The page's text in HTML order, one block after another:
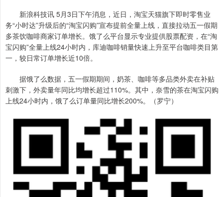
新浪科技讯 5月3日下午消息，近日，淘宝天猫旗下即时零售业
务“小时达”升级后的“淘宝闪购”宣布提前全量上线，直接拉动五一假期
多茶饮咖啡商家订单增长。饿了么平台显示专业提供股票配资，在“淘
宝闪购”全量上线24小时内，库迪咖啡销量快速上升至平台咖啡类目第
一，较日常订单增长近10倍。
据饿了么数据，五一假期期间，奶茶、咖啡等多品类外卖在补贴
刺激下，外卖量年同比均增长超过110%。其中，奈雪的茶在淘宝闪购
上线24小时内，饿了么订单量同比增长200%。（罗宁）